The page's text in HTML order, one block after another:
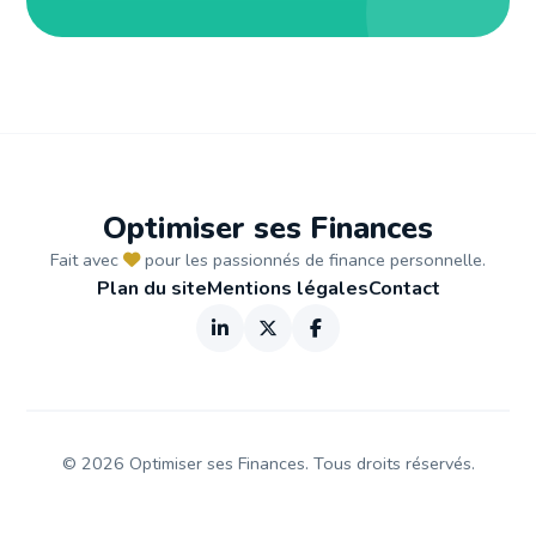
Optimiser ses Finances
Fait avec pour les passionnés de finance personnelle.
Plan du siteMentions légalesContact
© 2026 Optimiser ses Finances. Tous droits réservés.